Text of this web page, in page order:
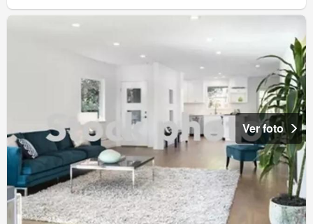
Ver foto